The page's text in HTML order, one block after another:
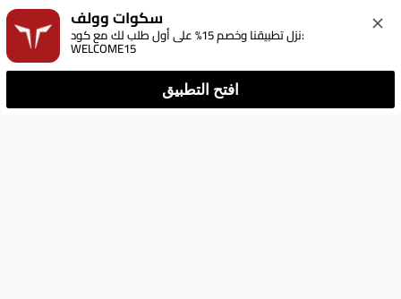
سكوات وولف
نزل تطبيقنا وخصم 15% على أول طلب لك مع كود:
WELCOME15
افتح التطبيق